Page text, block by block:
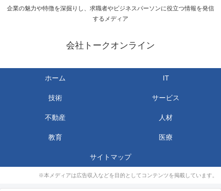
企業の魅力や特徴を深掘りし、求職者やビジネスパーソンに役立つ情報を発信
するメディア
会社トークオンライン
ホーム IT
技術 サービス
不動産 人材
教育 医療
サイトマップ
※本メディアは広告収入などを目的としてコンテンツを掲載しています。